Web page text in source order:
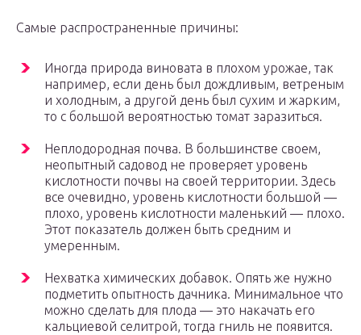
Самые распространенные причины:
Иногда природа виновата в плохом урожае, так
например, если день был дождливым, ветреным
и холодным, а другой день был сухим и жарким,
то с большой вероятностью томат заразиться.
Неплодородная почва. В большинстве своем,
неопытный садовод не проверяет уровень
кислотности почвы на своей территории. Здесь
все очевидно, уровень кислотности большой —
плохо, уровень кислотности маленький — плохо.
Этот показатель должен быть средним и
умеренным.
Нехватка химических добавок. Опять же нужно
подметить опытность дачника. Минимальное что
можно сделать для плода — это накачать его
кальциевой селитрой, тогда гниль не появится.